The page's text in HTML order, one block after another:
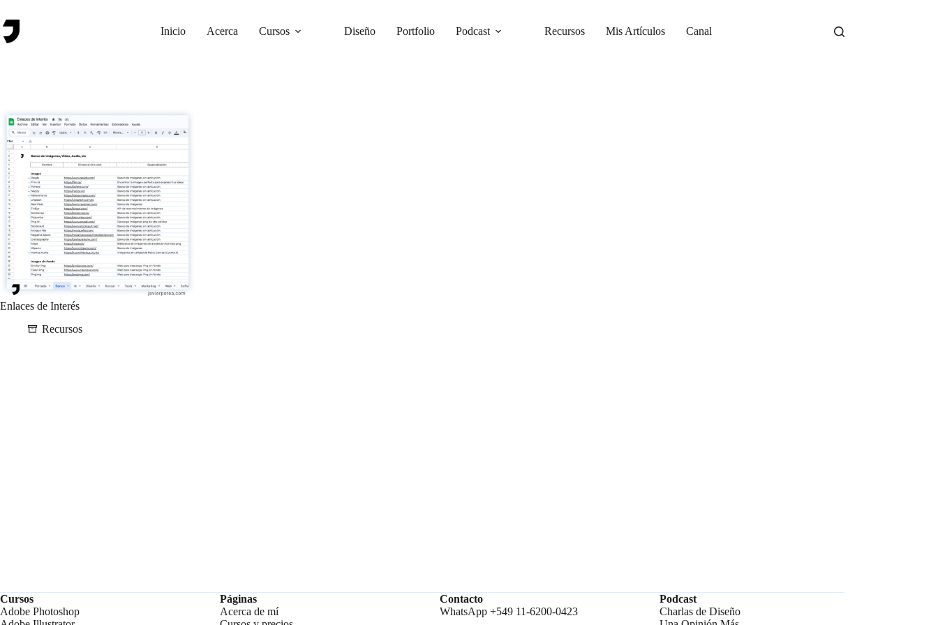
al
contenido
Inicio Acerca Cursos Diseño Portfolio Podcast Recursos Mis Artículos Canal
Enlaces de Interés
Recursos
Cursos
Adobe Photoshop
Páginas
Acerca de mí
Contacto
WhatsApp +549 11-6200-0423
Podcast
Charlas de Diseño